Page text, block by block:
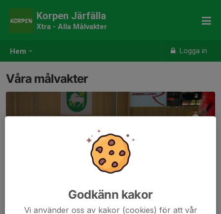
Hem Logga in
Korpen Järfälla
Xtra - Alla Målvakter
Våra målvakter
Godkänn kakor
Vi använder oss av kakor (cookies) för att vår